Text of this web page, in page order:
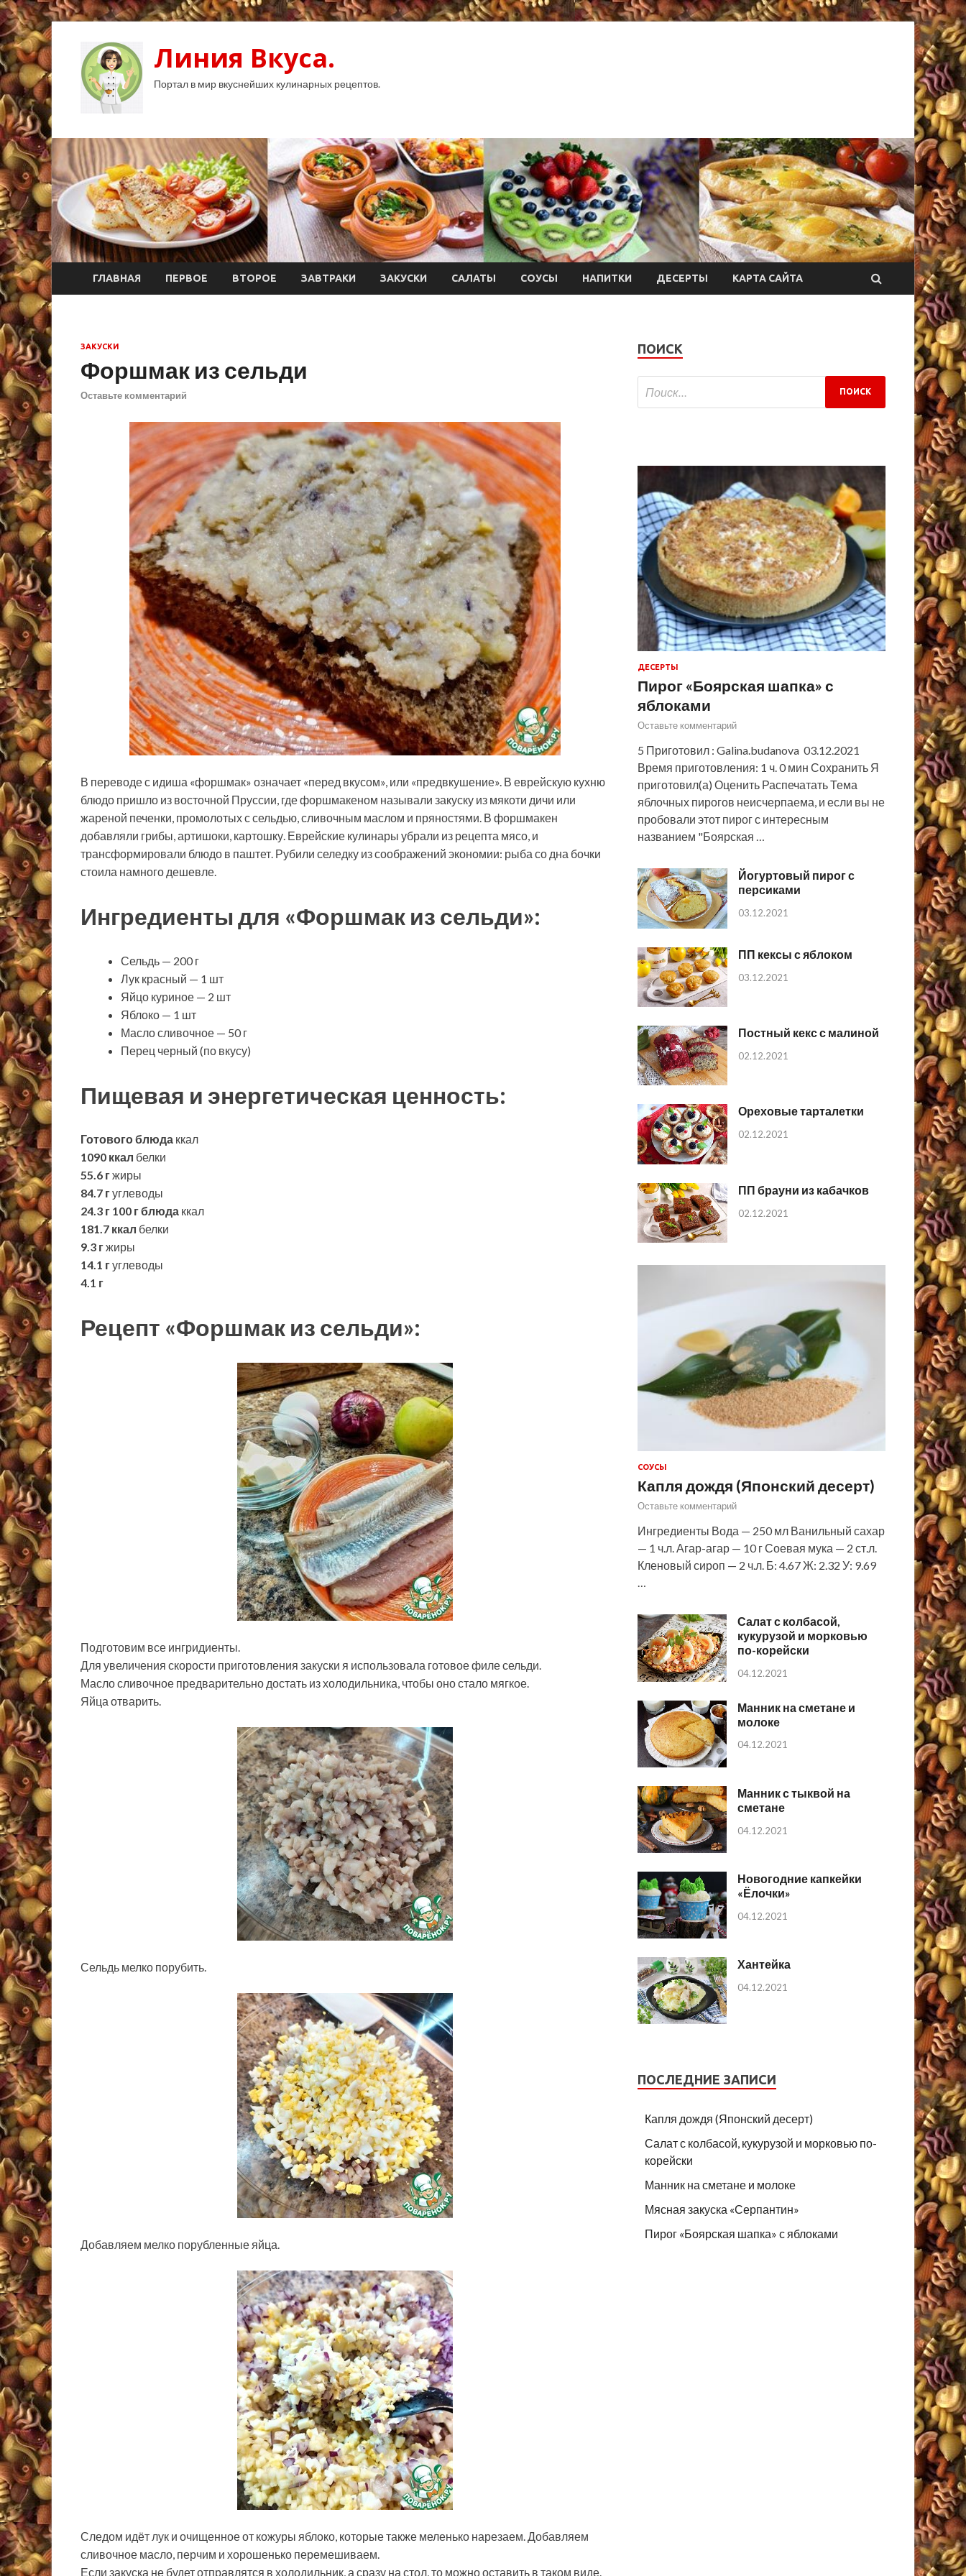
Линия Вкуса.
Портал в мир вкуснейших кулинарных рецептов.
ГЛАВНАЯ ПЕРВОЕ ВТОРОЕ ЗАВТРАКИ ЗАКУСКИ САЛАТЫ СОУСЫ НАПИТКИ ДЕСЕРТЫ КАРТА САЙТА
ЗАКУСКИ
Форшмак из сельди
Оставьте комментарий
В переводе с идиша «форшмак» означает «перед вкусом», или «предвкушение». В еврейскую кухню
блюдо пришло из восточной Пруссии, где форшмакеном называли закуску из мякоти дичи или
жареной печенки, промолотых с сельдью, сливочным маслом и пряностями. В форшмакен
добавляли грибы, артишоки, картошку. Еврейские кулинары убрали из рецепта мясо, и
трансформировали блюдо в паштет. Рубили селедку из соображений экономии: рыба со дна бочки
стоила намного дешевле.
Ингредиенты для «Форшмак из сельди»:
Сельдь — 200 г
Лук красный — 1 шт
Яйцо куриное — 2 шт
Яблоко — 1 шт
Масло сливочное — 50 г
Перец черный (по вкусу)
Пищевая и энергетическая ценность:
Готового блюда ккал
1090 ккал белки
55.6 гжиры
84.7 гуглеводы
24.3 г 100 г блюда ккал
181.7 ккал белки
9.3 гжиры
14.1 гуглеводы
4.1 г
Рецепт «Форшмак из сельди»:
Подготовим все ингридиенты.
Для увеличения скорости приготовления закуски я использовала готовое филе сельди.
Масло сливочное предварительно достать из холодильника, чтобы оно стало мягкое.
Яйца отварить.
Сельдь мелко порубить.
Добавляем мелко порубленные яйца.
Следом идёт лук и очищенное от кожуры яблоко, которые также меленько нарезаем. Добавляем
сливочное масло, перчим и хорошенько перемешиваем.
Если закуска не будет отправлятся в холодильник, а сразу на стол, то можно оставить в таком виде.
ПОИСК
ДЕСЕРТЫ
Пирог «Боярская шапка» с
яблоками
Оставьте комментарий
5 Приготовил : Galina.budanova 03.12.2021
Время приготовления: 1 ч. 0 мин Сохранить Я
приготовил(а) Оценить Распечатать Тема
яблочных пирогов неисчерпаема, и если вы не
пробовали этот пирог с интересным
названием "Боярская …
Йогуртовый пирог с
персиками
03.12.2021
ПП кексы с яблоком
03.12.2021
Постный кекс с малиной
02.12.2021
Ореховые тарталетки
02.12.2021
ПП брауни из кабачков
02.12.2021
СОУСЫ
Капля дождя (Японский десерт)
Оставьте комментарий
Ингредиенты Вода — 250 мл Ванильный сахар
— 1 ч.л. Агар-агар — 10 г Соевая мука — 2 ст.л.
Кленовый сироп — 2 ч.л. Б: 4.67 Ж: 2.32 У: 9.69
…
Салат с колбасой,
кукурузой и морковью
по-корейски
04.12.2021
Манник на сметане и
молоке
04.12.2021
Манник с тыквой на
сметане
04.12.2021
Новогодние капкейки
«Ёлочки»
04.12.2021
Хантейка
04.12.2021
ПОСЛЕДНИЕ ЗАПИСИ
Капля дождя (Японский десерт)
Салат с колбасой, кукурузой и морковью по-
корейски
Манник на сметане и молоке
Мясная закуска «Серпантин»
Пирог «Боярская шапка» с яблоками